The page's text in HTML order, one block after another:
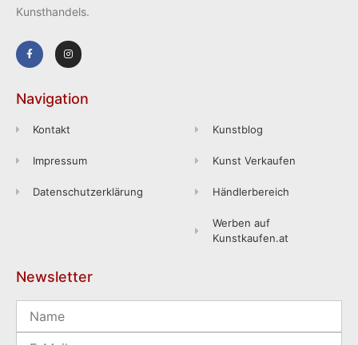
Kunsthandels.
Navigation
Kontakt
Impressum
Datenschutzerklärung
Kunstblog
Kunst Verkaufen
Händlerbereich
Werben auf
Kunstkaufen.at
Newsletter